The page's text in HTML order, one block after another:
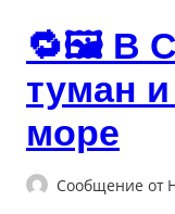
🔁🖼 В
туман
море
Сообщение от